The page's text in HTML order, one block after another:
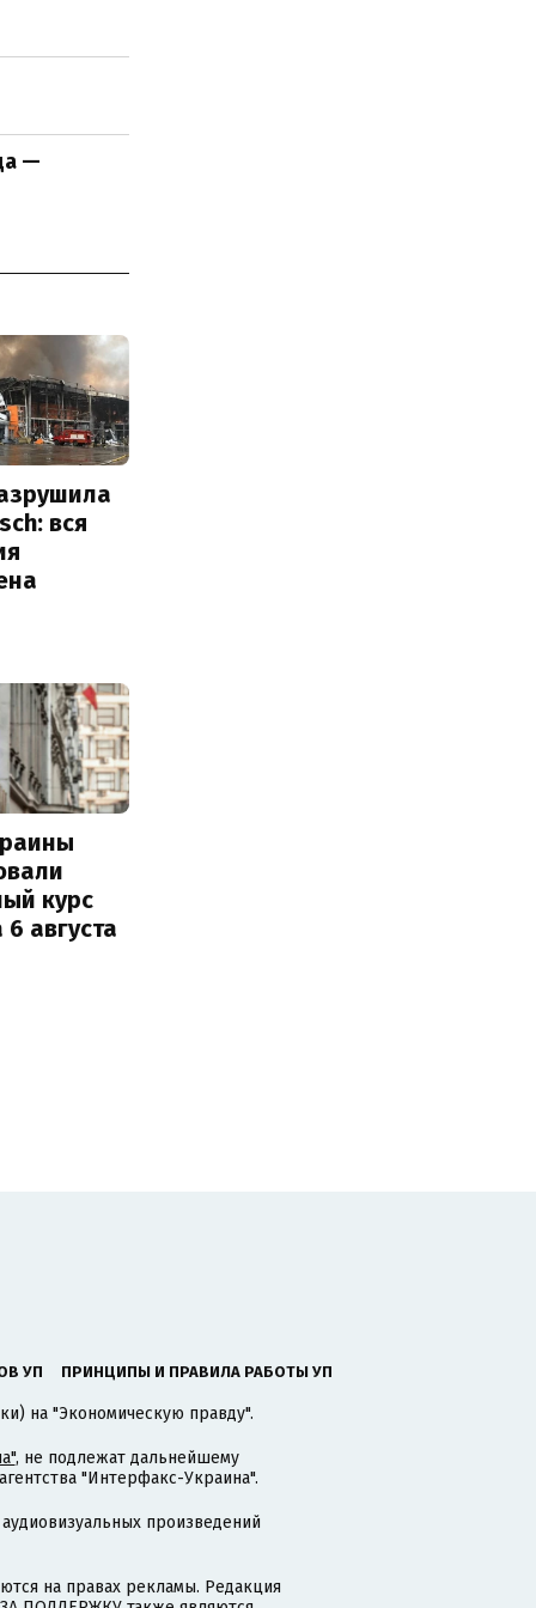
—
вся
курс
августа
УП ПРИНЦИПЫ И ПРАВИЛА РАБОТЫ УП
на "Экономическую правду".
, не подлежат дальнейшему
"Интерфакс-Украина".
произведений
на правах рекламы. Редакция